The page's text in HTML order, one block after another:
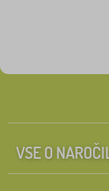
VSE O